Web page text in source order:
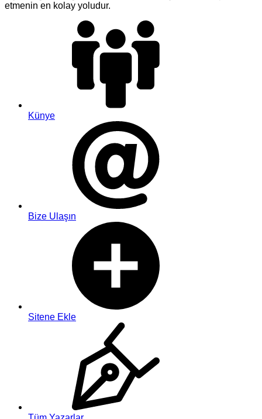
etmenin en kolay yoludur.
Künye
Bize Ulaşın
Sitene Ekle